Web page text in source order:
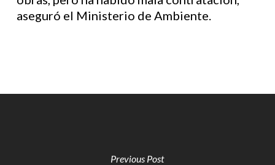
aseguró el Ministerio de Ambiente.
Previous Post